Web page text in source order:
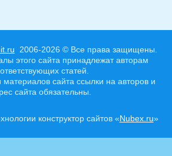
2006-2026 © Все права защищены.
этого сайта принадлежат авторам
статей.
сайта ссылки на авторов и
сайта обязательны.
конструктор сайтов «Nubex.ru»